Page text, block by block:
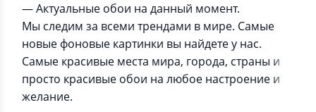
— Актуальные обои на данный момент.
Мы следим за всеми трендами в мире. Самые
новые фоновые картинки вы найдете у нас.
Самые красивые места мира, города, страны и
просто красивые обои на любое настроение и
желание.